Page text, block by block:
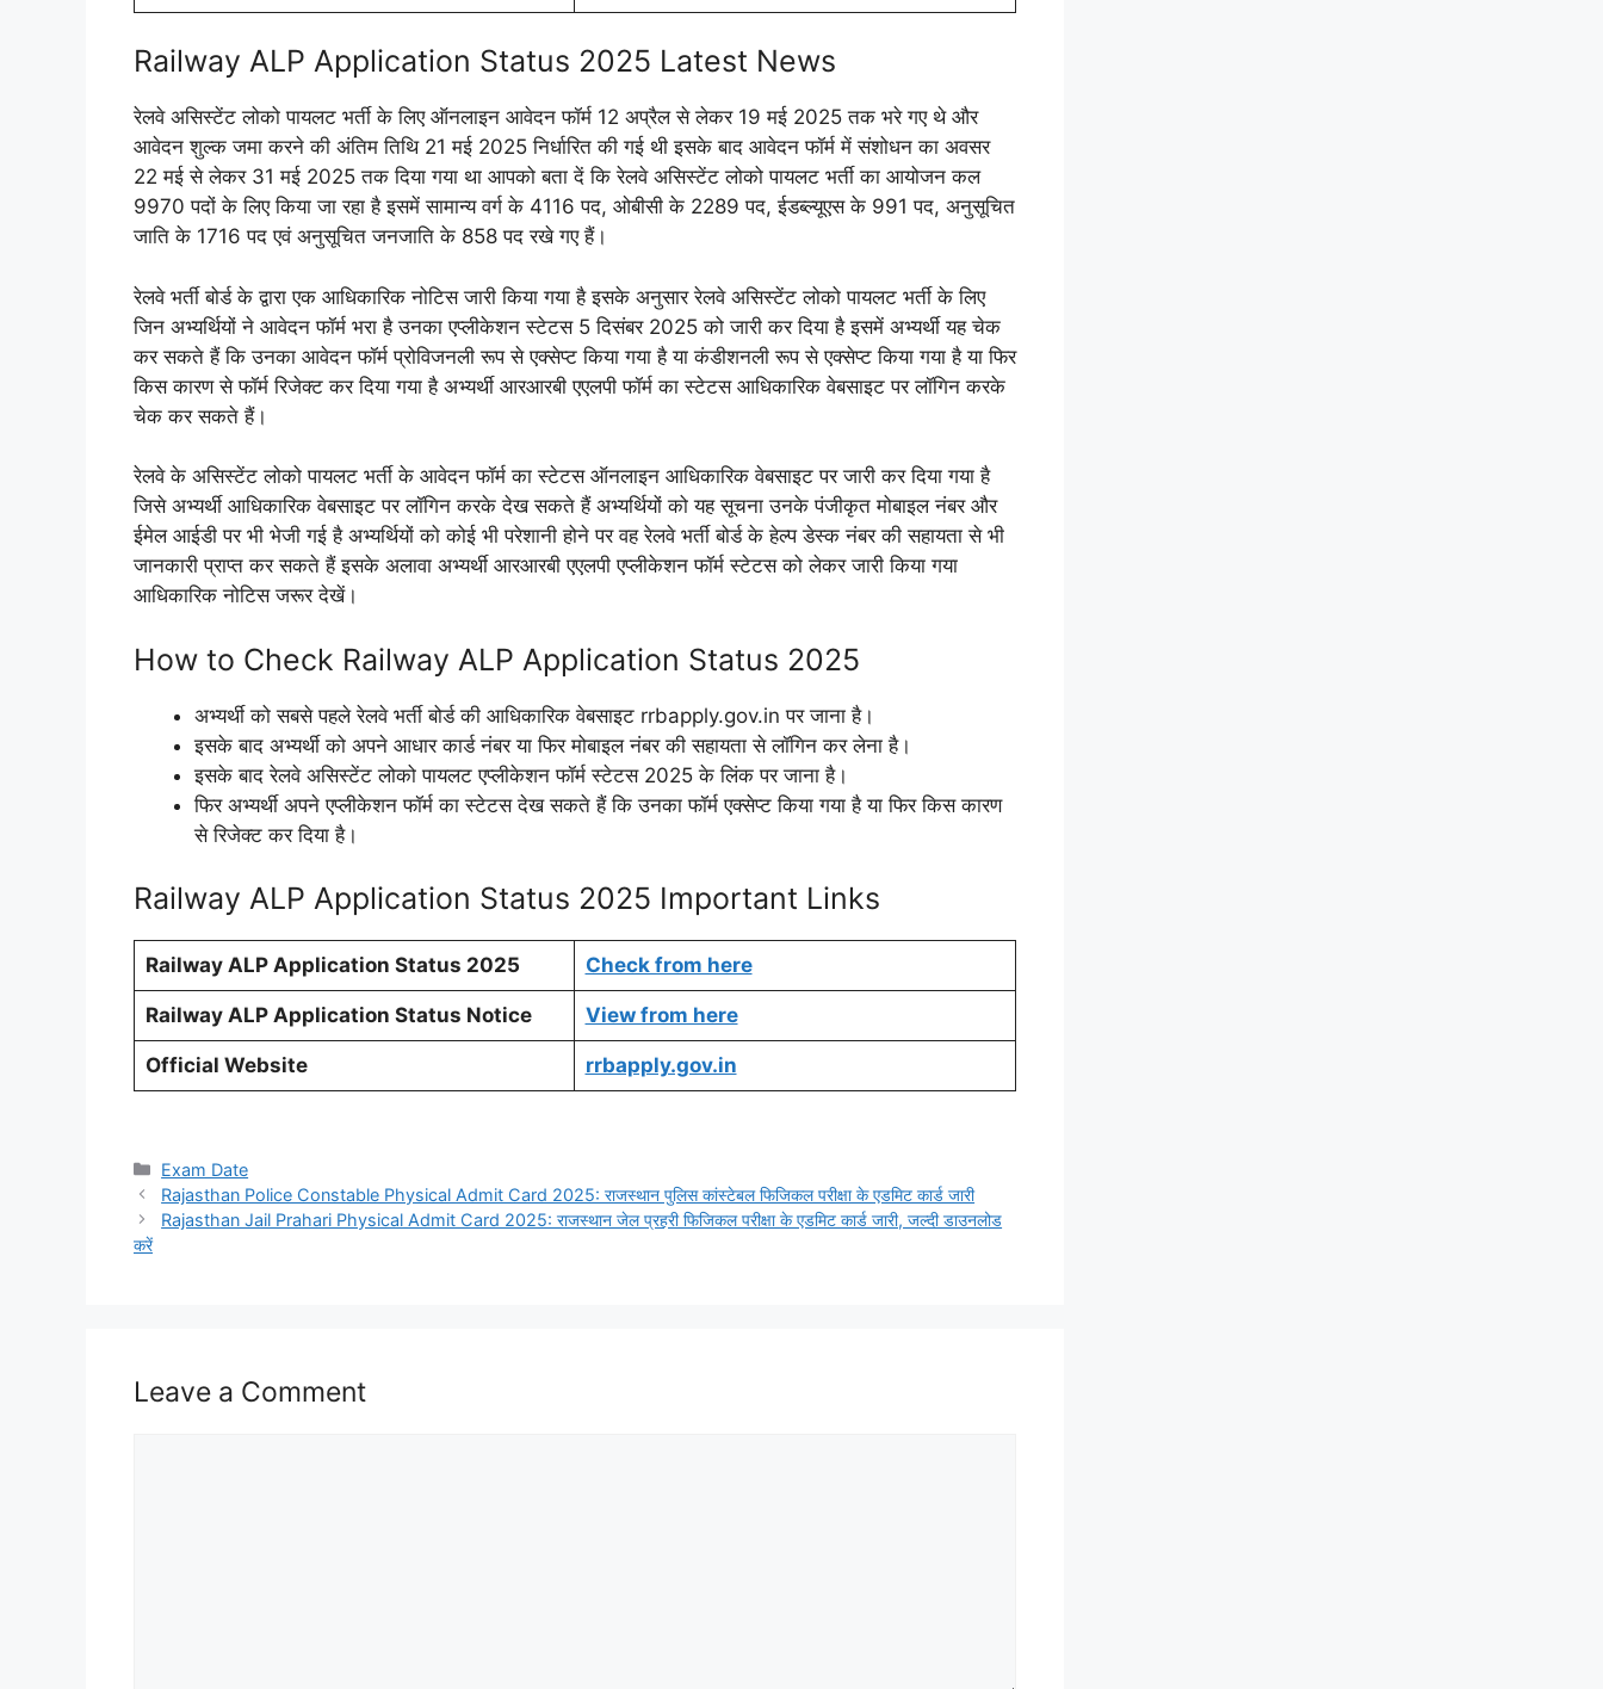
Railway ALP Application Status 2025 Latest News
रेलवे असिस्टेंट लोको पायलट भर्ती के लिए ऑनलाइन आवेदन फॉर्म 12 अप्रैल से लेकर 19 मई 2025 तक भरे गए थे और
आवेदन शुल्क जमा करने की अंतिम तिथि 21 मई 2025 निर्धारित की गई थी इसके बाद आवेदन फॉर्म में संशोधन का अवसर
22 मई से लेकर 31 मई 2025 तक दिया गया था आपको बता दें कि रेलवे असिस्टेंट लोको पायलट भर्ती का आयोजन कल
9970 पदों के लिए किया जा रहा है इसमें सामान्य वर्ग के 4116 पद, ओबीसी के 2289 पद, ईडब्ल्यूएस के 991 पद, अनुसूचित
जाति के 1716 पद एवं अनुसूचित जनजाति के 858 पद रखे गए हैं।
रेलवे भर्ती बोर्ड के द्वारा एक आधिकारिक नोटिस जारी किया गया है इसके अनुसार रेलवे असिस्टेंट लोको पायलट भर्ती के लिए
जिन अभ्यर्थियों ने आवेदन फॉर्म भरा है उनका एप्लीकेशन स्टेटस 5 दिसंबर 2025 को जारी कर दिया है इसमें अभ्यर्थी यह चेक
कर सकते हैं कि उनका आवेदन फॉर्म प्रोविजनली रूप से एक्सेप्ट किया गया है या कंडीशनली रूप से एक्सेप्ट किया गया है या फिर
किस कारण से फॉर्म रिजेक्ट कर दिया गया है अभ्यर्थी आरआरबी एएलपी फॉर्म का स्टेटस आधिकारिक वेबसाइट पर लॉगिन करके
चेक कर सकते हैं।
रेलवे के असिस्टेंट लोको पायलट भर्ती के आवेदन फॉर्म का स्टेटस ऑनलाइन आधिकारिक वेबसाइट पर जारी कर दिया गया है
जिसे अभ्यर्थी आधिकारिक वेबसाइट पर लॉगिन करके देख सकते हैं अभ्यर्थियों को यह सूचना उनके पंजीकृत मोबाइल नंबर और
ईमेल आईडी पर भी भेजी गई है अभ्यर्थियों को कोई भी परेशानी होने पर वह रेलवे भर्ती बोर्ड के हेल्प डेस्क नंबर की सहायता से भी
जानकारी प्राप्त कर सकते हैं इसके अलावा अभ्यर्थी आरआरबी एएलपी एप्लीकेशन फॉर्म स्टेटस को लेकर जारी किया गया
आधिकारिक नोटिस जरूर देखें।
How to Check Railway ALP Application Status 2025
अभ्यर्थी को सबसे पहले रेलवे भर्ती बोर्ड की आधिकारिक वेबसाइट rrbapply.gov.in पर जाना है।
इसके बाद अभ्यर्थी को अपने आधार कार्ड नंबर या फिर मोबाइल नंबर की सहायता से लॉगिन कर लेना है।
इसके बाद रेलवे असिस्टेंट लोको पायलट एप्लीकेशन फॉर्म स्टेटस 2025 के लिंक पर जाना है।
फिर अभ्यर्थी अपने एप्लीकेशन फॉर्म का स्टेटस देख सकते हैं कि उनका फॉर्म एक्सेप्ट किया गया है या फिर किस कारण
से रिजेक्ट कर दिया है।
Railway ALP Application Status 2025 Important Links
Railway ALP Application Status 2025 Check from here
Railway ALP Application Status Notice View from here
Official Website rrbapply.gov.in
Categories
Exam Date
Rajasthan Police Constable Physical Admit Card 2025: राजस्थान पुलिस कांस्टेबल फिजिकल परीक्षा के एडमिट कार्ड जारी
Rajasthan Jail Prahari Physical Admit Card 2025: राजस्थान जेल प्रहरी फिजिकल परीक्षा के एडमिट कार्ड जारी, जल्दी डाउनलोड
करें
Leave a Comment